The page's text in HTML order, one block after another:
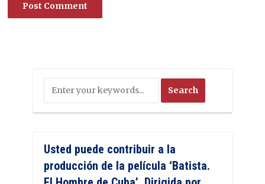
Usted puede contribuir a la
producción de la película ‘Batista.